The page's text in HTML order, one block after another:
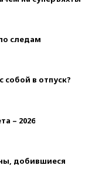
следам
в отпуск?
– 2026
добившиеся